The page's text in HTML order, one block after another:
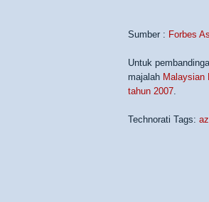
Sumber : Forbes
Untuk
majalah Malaysian
tahun 2007.
Technorati Tags: